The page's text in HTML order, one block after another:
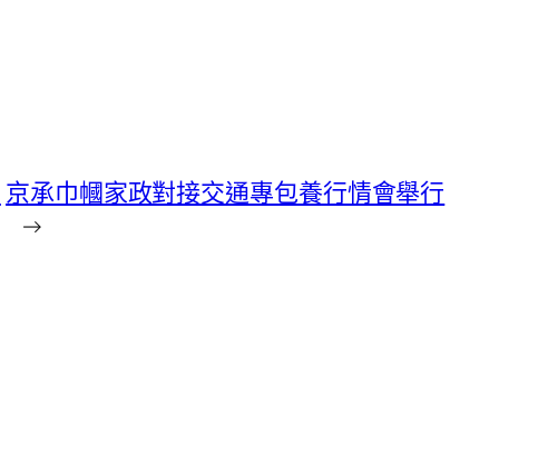
京承巾幗家政對接交通專包養行情會舉行
→